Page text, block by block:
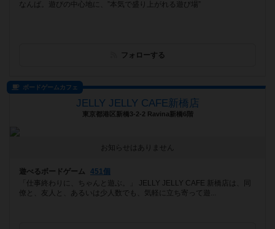
なんば。遊びの中心地に、”本気で盛り上がれる遊び場”
フォローする
ボードゲームカフェ
JELLY JELLY CAFE新橋店
東京都港区新橋3-2-2 Ravina新橋6階
お知らせはありません
遊べるボードゲーム
451個
「仕事終わりに、ちゃんと遊ぶ。」 JELLY JELLY CAFE 新橋店は、同
僚と、友人と、あるいは少人数でも、気軽に立ち寄って遊...